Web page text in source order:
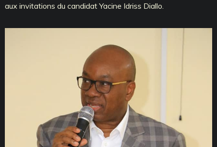
aux invitations du candidat Yacine Idriss Diallo.